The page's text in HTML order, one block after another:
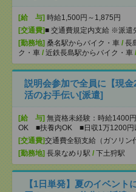
[給 与] 時給1,500円～1,875円
[交通費]■ 交通費規定内支給 ※派遣
[勤務地] 桑名駅からバイク・車 / 長
ク・車 / 近鉄長島駅からバイク・車 /
説明会参加で全員に【現
活のお手伝い[派遣]
[給 与] 無資格未経験：時給1400
OK ■扶養内OK ■日収1万1200円
[交通費]交通費全額支給（ガソリン
[勤務地] 長泉なめり駅 / 下土狩駅
【1日単発】夏のイベント